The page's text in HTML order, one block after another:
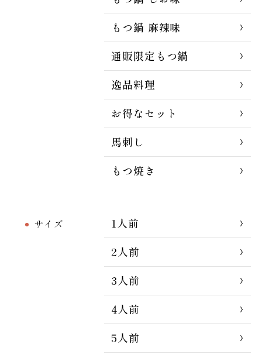
もつ鍋 麻辣味
通販限定もつ鍋
逸品料理
お得なセット
馬刺し
もつ焼き
サイズ
1人前
2人前
3人前
4人前
5人前